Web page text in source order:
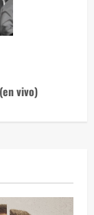
(en vivo)